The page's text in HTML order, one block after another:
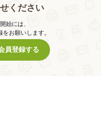
ください
始には、
お願いします。
員登録する